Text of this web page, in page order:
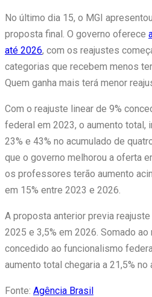
No último dia 15, o MGI
proposta final. O governo oferece
até 2026, com os reajustes
categorias que recebem menos
Quem ganha mais terá menor
Com o reajuste linear de 9%
federal em 2023, o aumento total,
23% e 43% no acumulado de
que o governo melhorou a oferta
os professores terão aumento
em 15% entre 2023 e 2026.
A proposta anterior previa
2025 e 3,5% em 2026. Somado ao
concedido ao funcionalismo
aumento total chegaria a 21,5% no
Fonte: Agência Brasil